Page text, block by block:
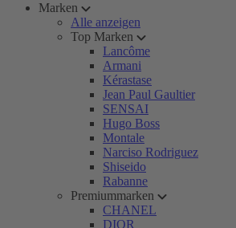
Marken
Alle anzeigen
Top Marken
Lancôme
Armani
Kérastase
Jean Paul Gaultier
SENSAI
Hugo Boss
Montale
Narciso Rodriguez
Shiseido
Rabanne
Premiummarken
CHANEL
DIOR